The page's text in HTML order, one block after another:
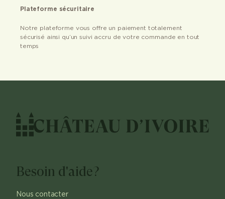
Plateforme sécuritaire
Notre plateforme vous offre un paiement totalement
sécurisé ainsi qu’un suivi accru de votre commande en tout
temps
Besoin d'aide?
Nous contacter